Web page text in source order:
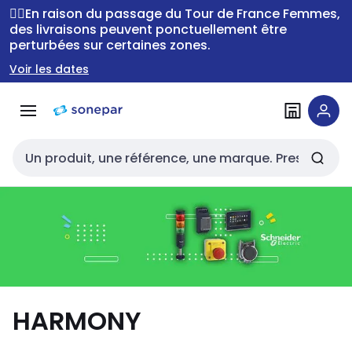
Passer à la
navigation
Passer
au
contenu
🚴‍♂️En raison du passage du Tour de France Femmes,
des livraisons peuvent ponctuellement être
perturbées sur certaines zones.
Voir les dates
Entrée de recherche
HARMONY